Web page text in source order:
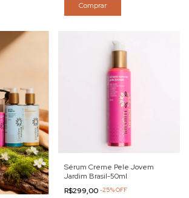
Comprar
Sérum Creme Pele Jovem
Jardim Brasil-50ml
R$299,00 -25%OFF